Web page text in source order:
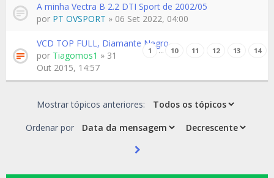
A minha Vectra B 2.2 DTI Sport de 2002/05
por PT OVSPORT » 06 Set 2022, 04:00
VCD TOP FULL, Diamante Negro
1 … 10 11 12 13 14
por Tiagomos1 » 31
Out 2015, 14:57
Mostrar tópicos anteriores:
Ordenar por